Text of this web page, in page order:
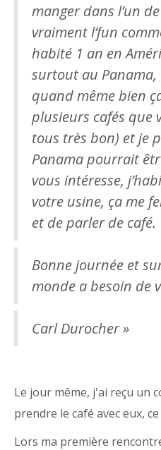
manger dans l’un de
vraiment l’fun
habité 1 an en
surtout au Panama,
quand même bien ça
plusieurs cafés que
tous très bon) et je
Panama pourrait
vous intéresse,
votre usine, ça me
et de parler de café.
Bonne journée et
monde a besoin de
Carl Durocher »
Le jour même, j'ai reçu un
prendre le café avec eux,
Lors ma première